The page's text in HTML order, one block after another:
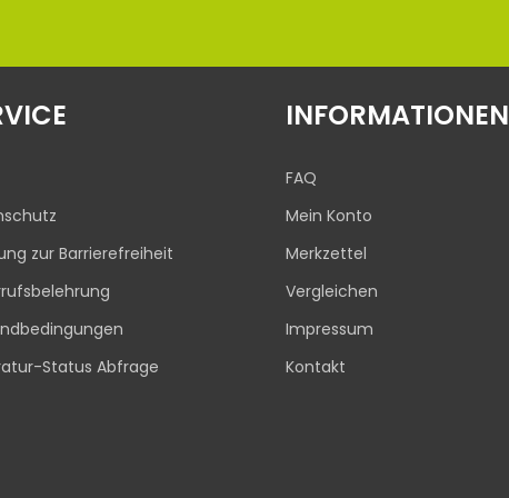
zur Barrierefreiheit
Status Abfrage
INFORMATIONEN
FAQ
Mein Konto
Merkzettel
Vergleichen
Impressum
Kontakt